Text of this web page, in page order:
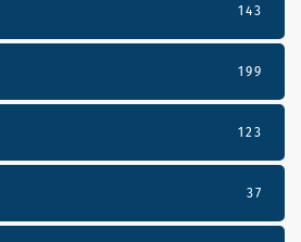
143
199
123
37